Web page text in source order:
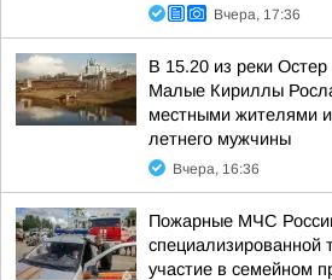
Вчера, 17:36
В 15.20 из реки
Малые Кириллы
местными жителями
летнего мужчины
Вчера, 16:36
Пожарные МЧС
специализированной
участие в семейном